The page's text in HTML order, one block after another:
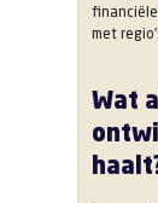
met
Wat